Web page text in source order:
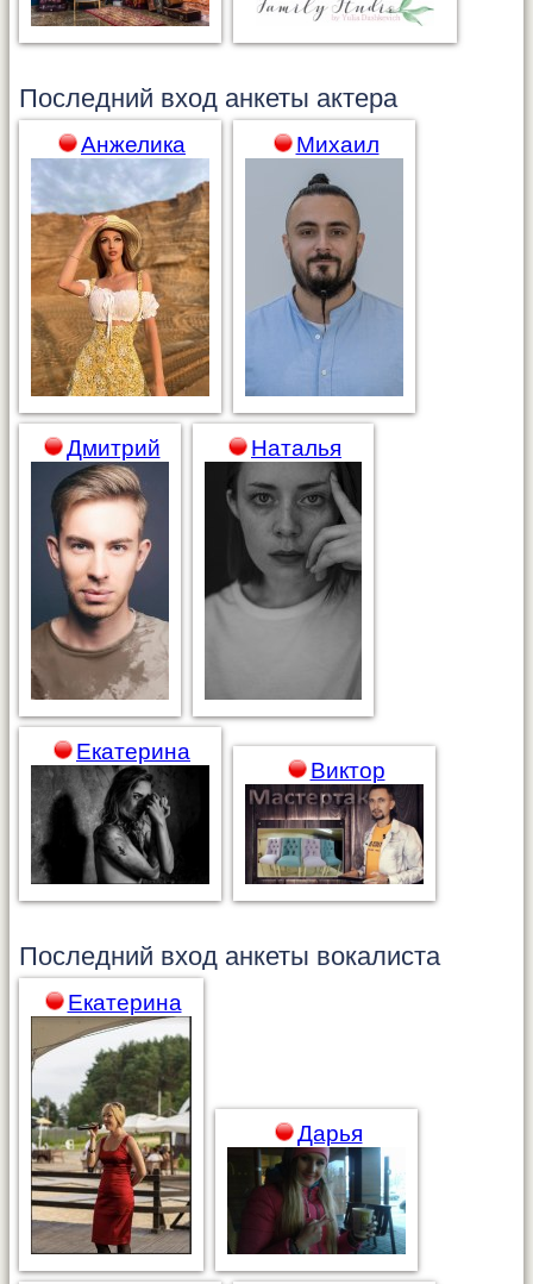
Последний вход анкеты актера
Анжелика Михаил
Дмитрий Наталья
Екатерина
Виктор
Последний вход анкеты вокалиста
Екатерина
Дарья